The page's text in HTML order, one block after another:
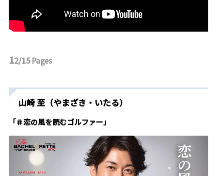
12/15Pages
山崎 至（やまざき・いたる）
「＃恋の風を読むゴルファー」